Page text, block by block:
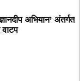
अभियान’ अंतर्गत
वाटप